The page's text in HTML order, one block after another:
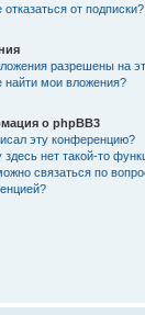
отказаться от подписки?
разрешены на
найти мои вложения?
о phpBB3
эту конференцию?
нет такой-то
связаться по